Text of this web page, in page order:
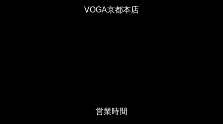
VOGA京都本店
営業時間